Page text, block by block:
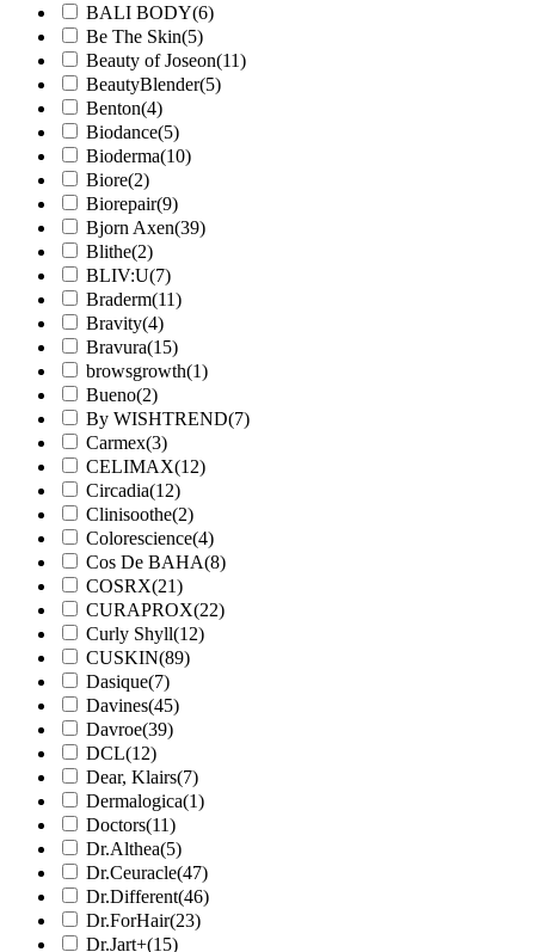
BALI BODY(6)
Be The Skin(5)
Beauty of Joseon(11)
BeautyBlender(5)
Benton(4)
Biodance(5)
Bioderma(10)
Biore(2)
Biorepair(9)
Bjorn Axen(39)
Blithe(2)
BLIV:U(7)
Braderm(11)
Bravity(4)
Bravura(15)
browsgrowth(1)
Bueno(2)
By WISHTREND(7)
Carmex(3)
CELIMAX(12)
Circadia(12)
Clinisoothe(2)
Colorescience(4)
Cos De BAHA(8)
COSRX(21)
CURAPROX(22)
Curly Shyll(12)
CUSKIN(89)
Dasique(7)
Davines(45)
Davroe(39)
DCL(12)
Dear, Klairs(7)
Dermalogica(1)
Doctors(11)
Dr.Althea(5)
Dr.Ceuracle(47)
Dr.Different(46)
Dr.ForHair(23)
Dr.Jart+(15)